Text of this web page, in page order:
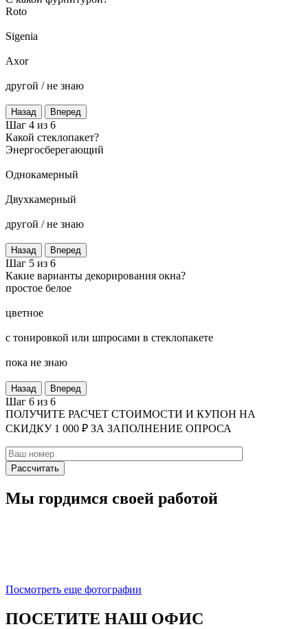
Roto
Sigenia
Axor
другой / не знаю
Назад Вперед
Шаг 4 из 6
Какой стеклопакет?
Энергосберегающий
Однокамерный
Двухкамерный
другой / не знаю
Назад Вперед
Шаг 5 из 6
Какие варианты декорирования окна?
простое белое
цветное
с тонировкой или шпросами в стеклопакете
пока не знаю
Назад Вперед
Шаг 6 из 6
ПОЛУЧИТЕ РАСЧЕТ СТОИМОСТИ И КУПОН НА
СКИДКУ 1 000 ₽ ЗА ЗАПОЛНЕНИЕ ОПРОСА
Мы гордимся своей работой
Посмотреть еще фотографии
ПОСЕТИТЕ НАШ ОФИС